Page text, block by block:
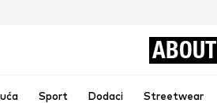
ABOUT
Sport Dodaci Streetwear